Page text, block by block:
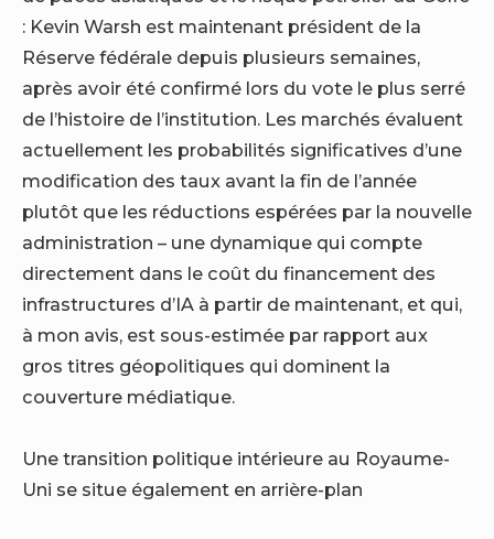
: Kevin Warsh est maintenant président de la
Réserve fédérale depuis plusieurs semaines,
après avoir été confirmé lors du vote le plus serré
de l’histoire de l’institution. Les marchés évaluent
actuellement les probabilités significatives d’une
modification des taux avant la fin de l’année
plutôt que les réductions espérées par la nouvelle
administration – une dynamique qui compte
directement dans le coût du financement des
infrastructures d’IA à partir de maintenant, et qui,
à mon avis, est sous-estimée par rapport aux
gros titres géopolitiques qui dominent la
couverture médiatique.
Une transition politique intérieure au Royaume-
Uni se situe également en arrière-plan